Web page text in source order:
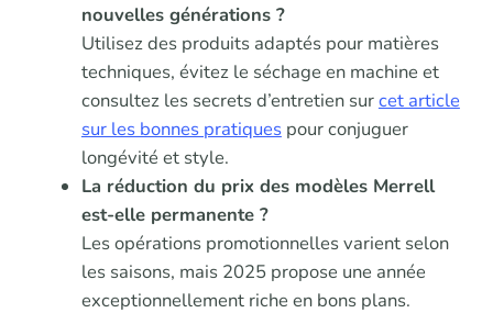
nouvelles générations ?
Utilisez des produits adaptés pour matières
techniques, évitez le séchage en machine et
consultez les secrets d’entretien surcet article
sur les bonnes pratiquespour conjuguer
longévité et style.
La réduction du prix des modèles Merrell
est-elle permanente ?
Les opérations promotionnelles varient selon
les saisons, mais 2025 propose une année
exceptionnellement riche en bons plans.